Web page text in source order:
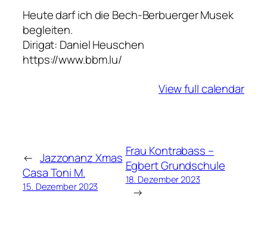
B
e
r
b
M
u
s
Heute darf ich die Bech-Berbuerger Musek
begleiten.
Dirigat: Daniel Heuschen
https://www.bbm.lu/
View full calendar
← Jazzonanz Xmas
Casa Toni M.
15. Dezember 2023
Frau Kontrabass –
Egbert Grundschule
18. Dezember 2023
→